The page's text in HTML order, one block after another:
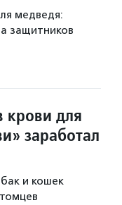
медведя:
защитников
крови для
заработал
и кошек